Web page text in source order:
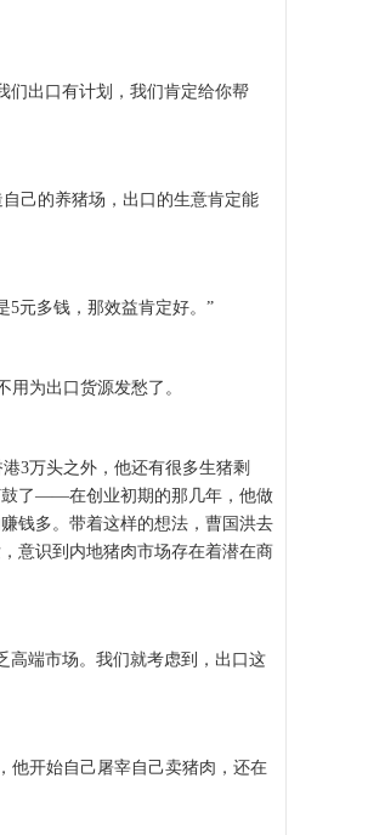
出口有计划，我们肯定给你帮
己的养猪场，出口的生意肯定能
元多钱，那效益肯定好。”
为出口货源发愁了。
3万头之外，他还有很多生猪剩
鼓了——在创业初期的那几年，他做
钱多。带着这样的想法，曹国洪去
意识到内地猪肉市场存在着潜在商
端市场。我们就考虑到，出口这
他开始自己屠宰自己卖猪肉，还在